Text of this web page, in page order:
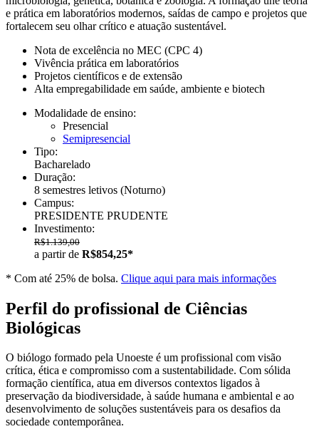
e prática em laboratórios modernos, saídas de campo e projetos que
fortalecem seu olhar crítico e atuação sustentável.
Nota de excelência no MEC (CPC 4)
Vivência prática em laboratórios
Projetos científicos e de extensão
Alta empregabilidade em saúde, ambiente e biotech
Modalidade de ensino:
Presencial
Semipresencial
Tipo:
Bacharelado
Duração:
8 semestres letivos (Noturno)
Campus:
PRESIDENTE PRUDENTE
Investimento:
R$1.139,00
a partir de R$854,25*
* Com até 25% de bolsa. Clique aqui para mais informações
Perfil do profissional de Ciências
Biológicas
O biólogo formado pela Unoeste é um profissional com visão
crítica, ética e compromisso com a sustentabilidade. Com sólida
formação científica, atua em diversos contextos ligados à
preservação da biodiversidade, à saúde humana e ambiental e ao
desenvolvimento de soluções sustentáveis para os desafios da
sociedade contemporânea.